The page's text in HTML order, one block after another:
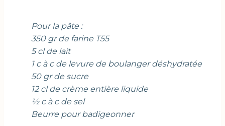
Pour la pâte :
350 gr de farine T55
5 cl de lait
1 c à c de levure de boulanger déshydratée
50 gr de sucre
12 cl de crème entière liquide
½ c à c de sel
Beurre pour badigeonner